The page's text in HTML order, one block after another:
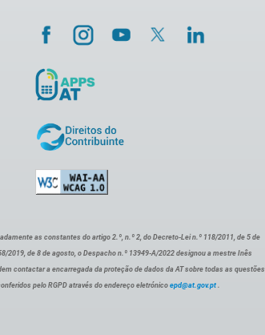
as constantes do artigo 2.º, n.º 2, do Decreto-Lei n.º 118/2011, de 5 de
2019, de 8 de agosto, o Despacho n.º 13949-A/2022 designou a mestre Inês
contactar a encarregada da proteção de dados da AT sobre todas as questões
pelo RGPD através do endereço eletrónico epd@at.gov.pt .